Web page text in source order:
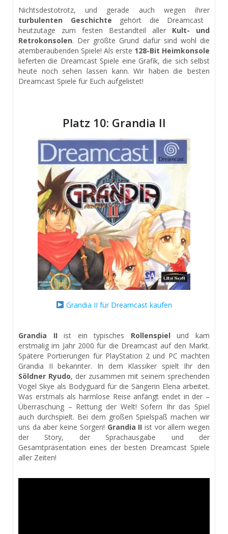
Nichtsdestotrotz, und gerade auch wegen ihrer
turbulenten Geschichte gehört die Dreamcast
heutzutage zum festen Bestandteil aller Kult- und
Retrokonsolen. Der größte Grund dafür sind wohl die
atemberaubenden Spiele! Als erste 128-Bit Heimkonsole
lieferten die Dreamcast Spiele eine Grafik, die sich selbst
heute noch sehen lassen kann. Wir haben die besten
Dreamcast Spiele für Euch aufgelistet!
Platz 10: Grandia II
Grandia II für Dreamcast kaufen
Grandia II ist ein typisches Rollenspiel und kam
erstmalig im Jahr 2000 für die Dreamcast auf den Markt.
Spätere Portierungen für PlayStation 2 und PC machten
Grandia II bekannter. In dem Klassiker spielt Ihr den
Söldner Ryudo, der zusammen mit seinem sprechenden
Vogel Skye als Bodyguard für die Sängerin Elena arbeitet.
Was erstmals als harmlose Reise anfängt endet in der –
Überraschung – Rettung der Welt! Sofern Ihr das Spiel
auch durchspielt. Bei dem großen Spielspaß machen wir
uns da aber keine Sorgen! Grandia II ist vor allem wegen
der Story, der Sprachausgabe und der
Gesamtpräsentation eines der besten Dreamcast Spiele
aller Zeiten!